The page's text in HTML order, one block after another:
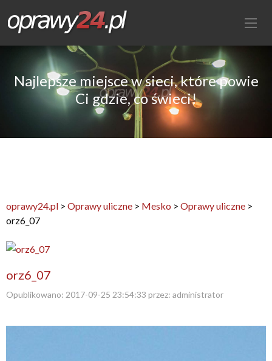
Najlepsze miejsce w sieci, które powie
Ci gdzie, co świeci!
oprawy24.pl > Oprawy uliczne > Mesko > Oprawy uliczne >
orz6_07
orz6_07
Opublikowano: 2017-09-25 23:54:33 przez: administrator